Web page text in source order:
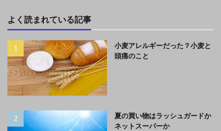
よく読まれている記事
小麦アレルギーだった？小麦と
頭痛のこと
夏の買い物はラッシュガードか
ネットスーパーか